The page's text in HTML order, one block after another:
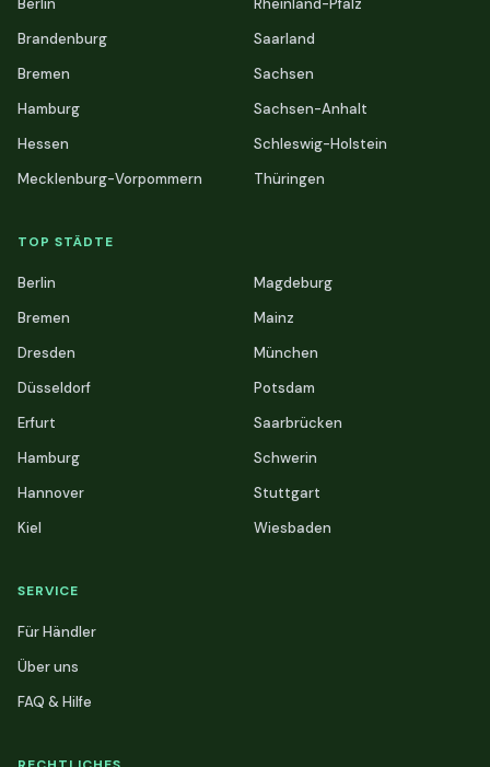
Berlin
Brandenburg
Bremen
Hamburg
Hessen
Mecklenburg-Vorpommern
Rheinland-Pfalz
Saarland
Sachsen
Sachsen-Anhalt
Schleswig-Holstein
Thüringen
TOP STÄDTE
Berlin
Bremen
Dresden
Düsseldorf
Erfurt
Hamburg
Hannover
Kiel
Magdeburg
Mainz
München
Potsdam
Saarbrücken
Schwerin
Stuttgart
Wiesbaden
SERVICE
Für Händler
Über uns
FAQ & Hilfe